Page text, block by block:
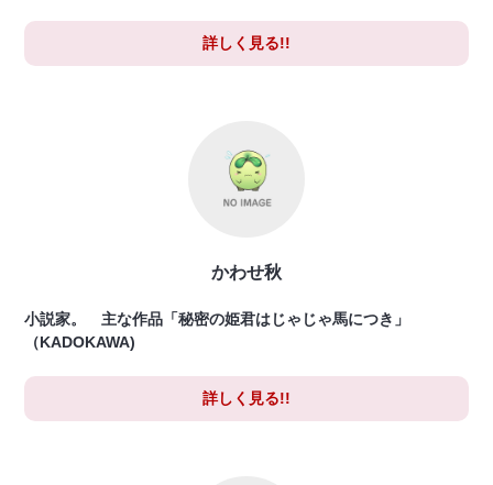
詳しく見る!!
かわせ秋
小説家。 主な作品「秘密の姫君はじゃじゃ馬につき」
（KADOKAWA)
詳しく見る!!